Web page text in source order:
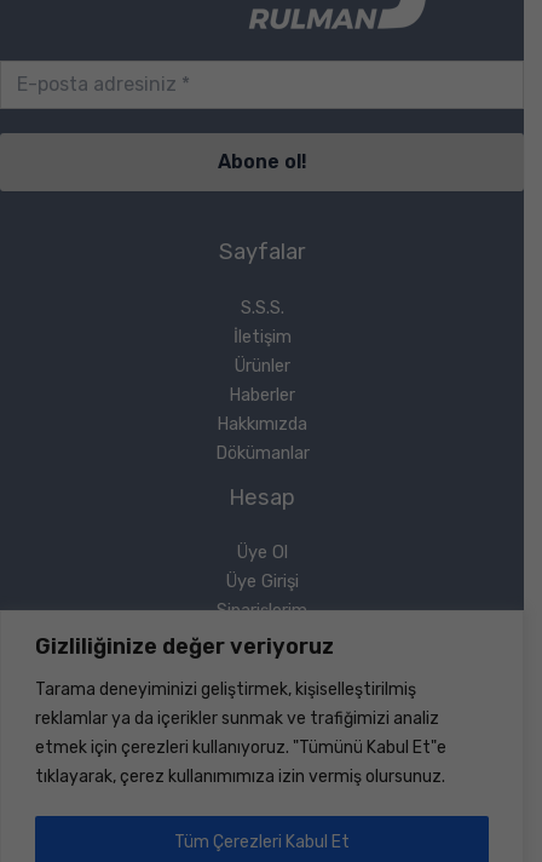
Gizliliğinize değer veriyoruz
Tarama deneyiminizi geliştirmek, kişiselleştirilmiş
reklamlar ya da içerikler sunmak ve trafiğimizi analiz
etmek için çerezleri kullanıyoruz. "Tümünü Kabul Et"e
tıklayarak, çerez kullanımımıza izin vermiş olursunuz.
Tüm Çerezleri Kabul Et
Sayfalar
S.S.S.
İletişim
Ürünler
Haberler
Hakkımızda
Dökümanlar
Hesap
Üye Ol
Üye Girişi
Siparişlerim
Sipariş Takip
Yasal
Gizlilik Politikası